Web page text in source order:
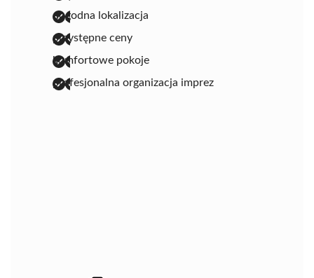
dogodna lokalizacja
przystępne ceny
komfortowe pokoje
profesjonalna organizacja imprez